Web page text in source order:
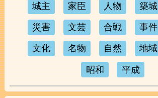
城主 家臣 人物 築城
災害 文芸 合戦 事件
文化 名物 自然 地域
昭和 平成